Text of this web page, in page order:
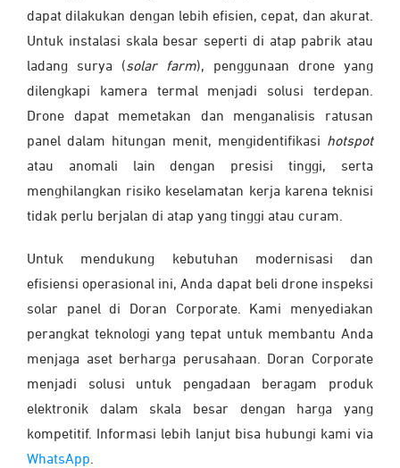
dapat dilakukan dengan lebih efisien, cepat, dan akurat.
Untuk instalasi skala besar seperti di atap pabrik atau
ladang surya (solar farm), penggunaan drone yang
dilengkapi kamera termal menjadi solusi terdepan.
Drone dapat memetakan dan menganalisis ratusan
panel dalam hitungan menit, mengidentifikasi hotspot
atau anomali lain dengan presisi tinggi, serta
menghilangkan risiko keselamatan kerja karena teknisi
tidak perlu berjalan di atap yang tinggi atau curam.
Untuk mendukung kebutuhan modernisasi dan
efisiensi operasional ini, Anda dapat beli drone inspeksi
solar panel di Doran Corporate. Kami menyediakan
perangkat teknologi yang tepat untuk membantu Anda
menjaga aset berharga perusahaan. Doran Corporate
menjadi solusi untuk pengadaan beragam produk
elektronik dalam skala besar dengan harga yang
kompetitif. Informasi lebih lanjut bisa hubungi kami via
WhatsApp.